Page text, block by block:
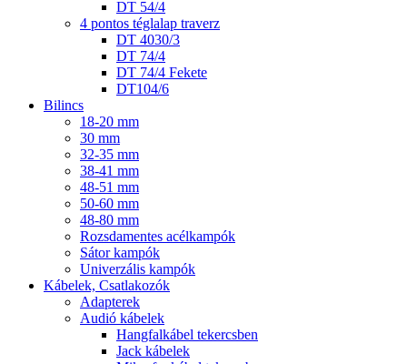
DT 54/4
4 pontos téglalap traverz
DT 4030/3
DT 74/4
DT 74/4 Fekete
DT104/6
Bilincs
18-20 mm
30 mm
32-35 mm
38-41 mm
48-51 mm
50-60 mm
48-80 mm
Rozsdamentes acélkampók
Sátor kampók
Univerzális kampók
Kábelek, Csatlakozók
Adapterek
Audió kábelek
Hangfalkábel tekercsben
Jack kábelek